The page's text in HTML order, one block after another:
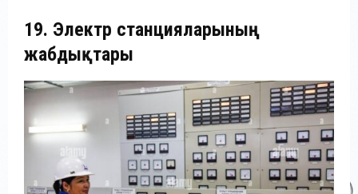
19. Электр станцияларының
жабдықтары